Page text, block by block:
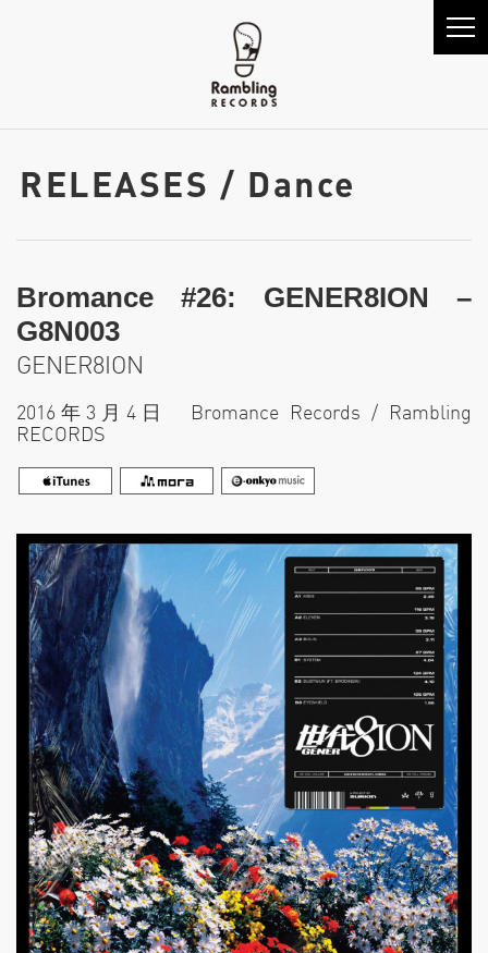
RELEASES / Dance
Bromance #26: GENER8ION –
G8N003
GENER8ION
2016年3月4日 Bromance Records / Rambling
RECORDS